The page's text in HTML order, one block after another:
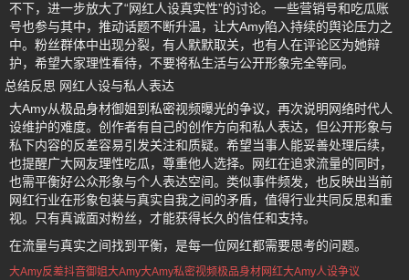
不下，进一步放大了“网红人设真实性”的讨论。一些营销号和吃瓜账
号也参与其中，推动话题不断升温，让大Amy陷入持续的舆论压力之
中。粉丝群体中出现分裂，有人默默取关，也有人在评论区为她辩
护，希望大家理性看待，不要将私生活与公开形象完全等同。
总结反思 网红人设与私人表达
大Amy从极品身材御姐到私密视频曝光的争议，再次说明网络时代人
设维护的难度。创作者有自己的创作方向和私人表达，但公开形象与
私下内容的反差容易引发关注和质疑。希望当事人能妥善处理后续，
也提醒广大网友理性吃瓜，尊重他人选择。网红在追求流量的同时，
也需平衡好公众形象与个人表达空间。类似事件频发，也反映出当前
网红行业在形象包装与真实自我之间的矛盾，值得行业共同反思和重
视。只有真诚面对粉丝，才能获得长久的信任和支持。
在流量与真实之间找到平衡，是每一位网红都需要思考的问题。
大Amy反差抖音御姐大Amy大Amy私密视频极品身材网红大Amy人设争议